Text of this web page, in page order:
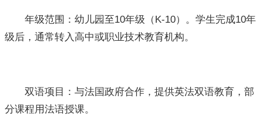
年级范围：幼儿园至10年级（K-10）。学生完成10年
级后，通常转入高中或职业技术教育机构。
双语项目：与法国政府合作，提供英法双语教育，部
分课程用法语授课。